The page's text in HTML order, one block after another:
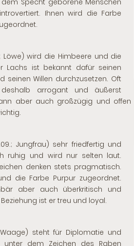
Specht geborene Menschen
Ihnen wird die Farbe
Löwe) wird die Himbeere und die
Lachs ist bekannt dafür seinen
seinen Willen durchzusetzen. Oft
arrogant und äußerst
aber auch großzügig und
Jungfrau) sehr friedfertig und
ruhig und wird nur selten laut.
denken stets pragmatisch.
die Farbe Purpur zugeordnet.
aber auch überkritisch und
ist er treu und loyal.
Waage) steht für Diplomatie und
unter dem Zeichen des Raben